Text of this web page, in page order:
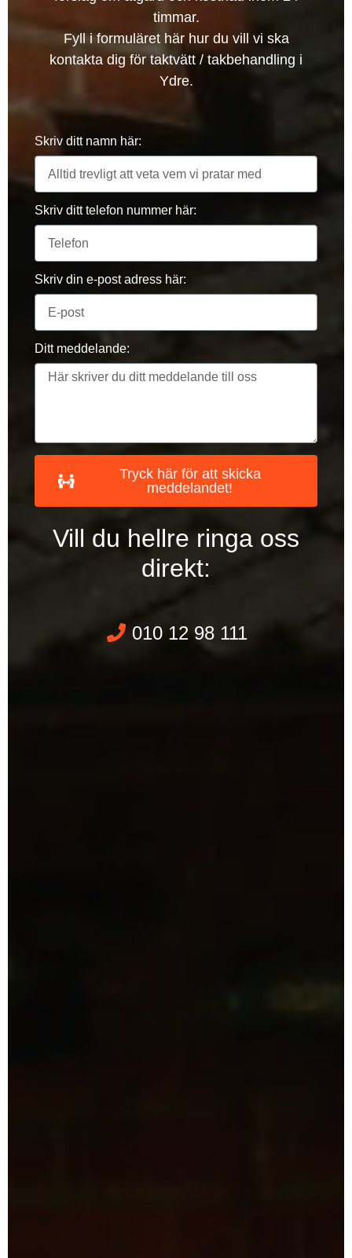
timmar.
Fyll i formuläret här hur du vill vi ska
kontakta dig för taktvätt / takbehandling i
Ydre.
Skriv ditt namn här:
Skriv ditt telefon nummer här:
Skriv din e-post adress här:
Ditt meddelande:
Tryck här för att skicka
meddelandet!
Vill du hellre ringa oss
direkt:
010 12 98 111